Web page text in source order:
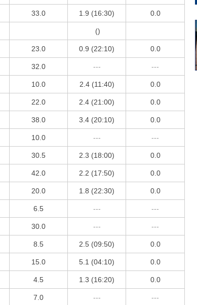
33.0 1.9 (16:30) 0.0
()
23.0 0.9 (22:10) 0.0
32.0 --- ---
10.0 2.4 (11:40) 0.0
22.0 2.4 (21:00) 0.0
38.0 3.4 (20:10) 0.0
10.0 --- ---
30.5 2.3 (18:00) 0.0
42.0 2.2 (17:50) 0.0
20.0 1.8 (22:30) 0.0
6.5 --- ---
30.0 --- ---
8.5 2.5 (09:50) 0.0
15.0 5.1 (04:10) 0.0
4.5 1.3 (16:20) 0.0
7.0 --- ---